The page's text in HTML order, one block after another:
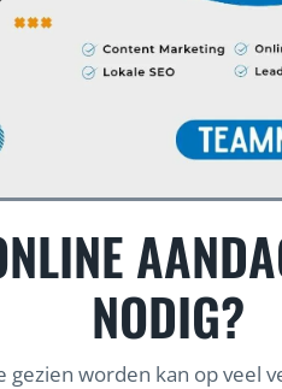
NODIG?
gezien worden kan op veel